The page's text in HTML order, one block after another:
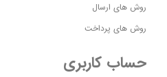
روش های ارسال
روش های پرداخت
حساب کاربری